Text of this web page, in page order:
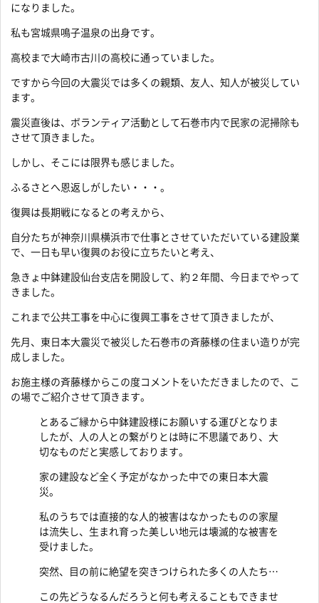
になりました。
私も宮城県鳴子温泉の出身です。
高校まで大崎市古川の高校に通っていました。
ですから今回の大震災では多くの親類、友人、知人が被災してい
ます。
震災直後は、ボランティア活動として石巻市内で民家の泥掃除も
させて頂きました。
しかし、そこには限界も感じました。
ふるさとへ恩返しがしたい・・・。
復興は長期戦になるとの考えから、
自分たちが神奈川県横浜市で仕事とさせていただいている建設業
で、一日も早い復興のお役に立ちたいと考え、
急きょ中鉢建設仙台支店を開設して、約２年間、今日までやって
きました。
これまで公共工事を中心に復興工事をさせて頂きましたが、
先月、東日本大震災で被災した石巻市の斉藤様の住まい造りが完
成しました。
お施主様の斉藤様からこの度コメントをいただきましたので、こ
の場でご紹介させて頂きます。
とあるご縁から中鉢建設様にお願いする運びとなりま
したが、人の人との繋がりとは時に不思議であり、大
切なものだと実感しております。
家の建設など全く予定がなかった中での東日本大震
災。
私のうちでは直接的な人的被害はなかったものの家屋
は流失し、生まれ育った美しい地元は壊滅的な被害を
受けました。
突然、目の前に絶望を突きつけられた多くの人たち…
この先どうなるんだろうと何も考えることもできませ